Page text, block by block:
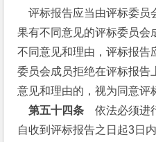
评标报告应当由评标委员
果有不同意见的评标委员会
不同意见和理由，评标报告
委员会成员拒绝在评标报告
意见和理由的，视为同意评
第五十四条 依法必须进
自收到评标报告之日起3日